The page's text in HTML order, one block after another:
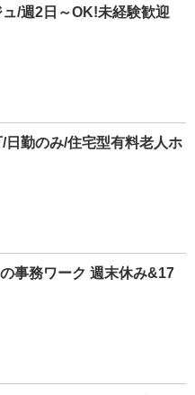
/週2日～OK!未経験歓迎
日勤のみ/住宅型有料老人ホ
事務ワーク 週末休み&17